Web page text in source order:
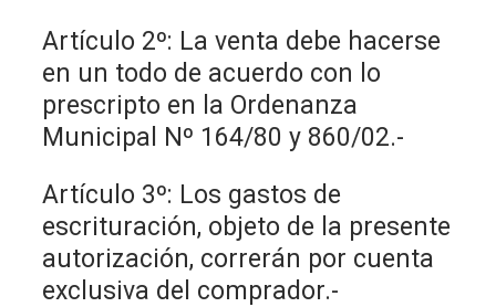
Artículo 2º: La venta debe hacerse
en un todo de acuerdo con lo
prescripto en la Ordenanza
Municipal Nº 164/80 y 860/02.-
Artículo 3º: Los gastos de
escrituración, objeto de la presente
autorización, correrán por cuenta
exclusiva del comprador.-